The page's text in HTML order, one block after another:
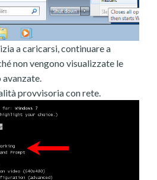
a caricarsi, continuare a
non vengono visualizzate le
provvisoria con rete.